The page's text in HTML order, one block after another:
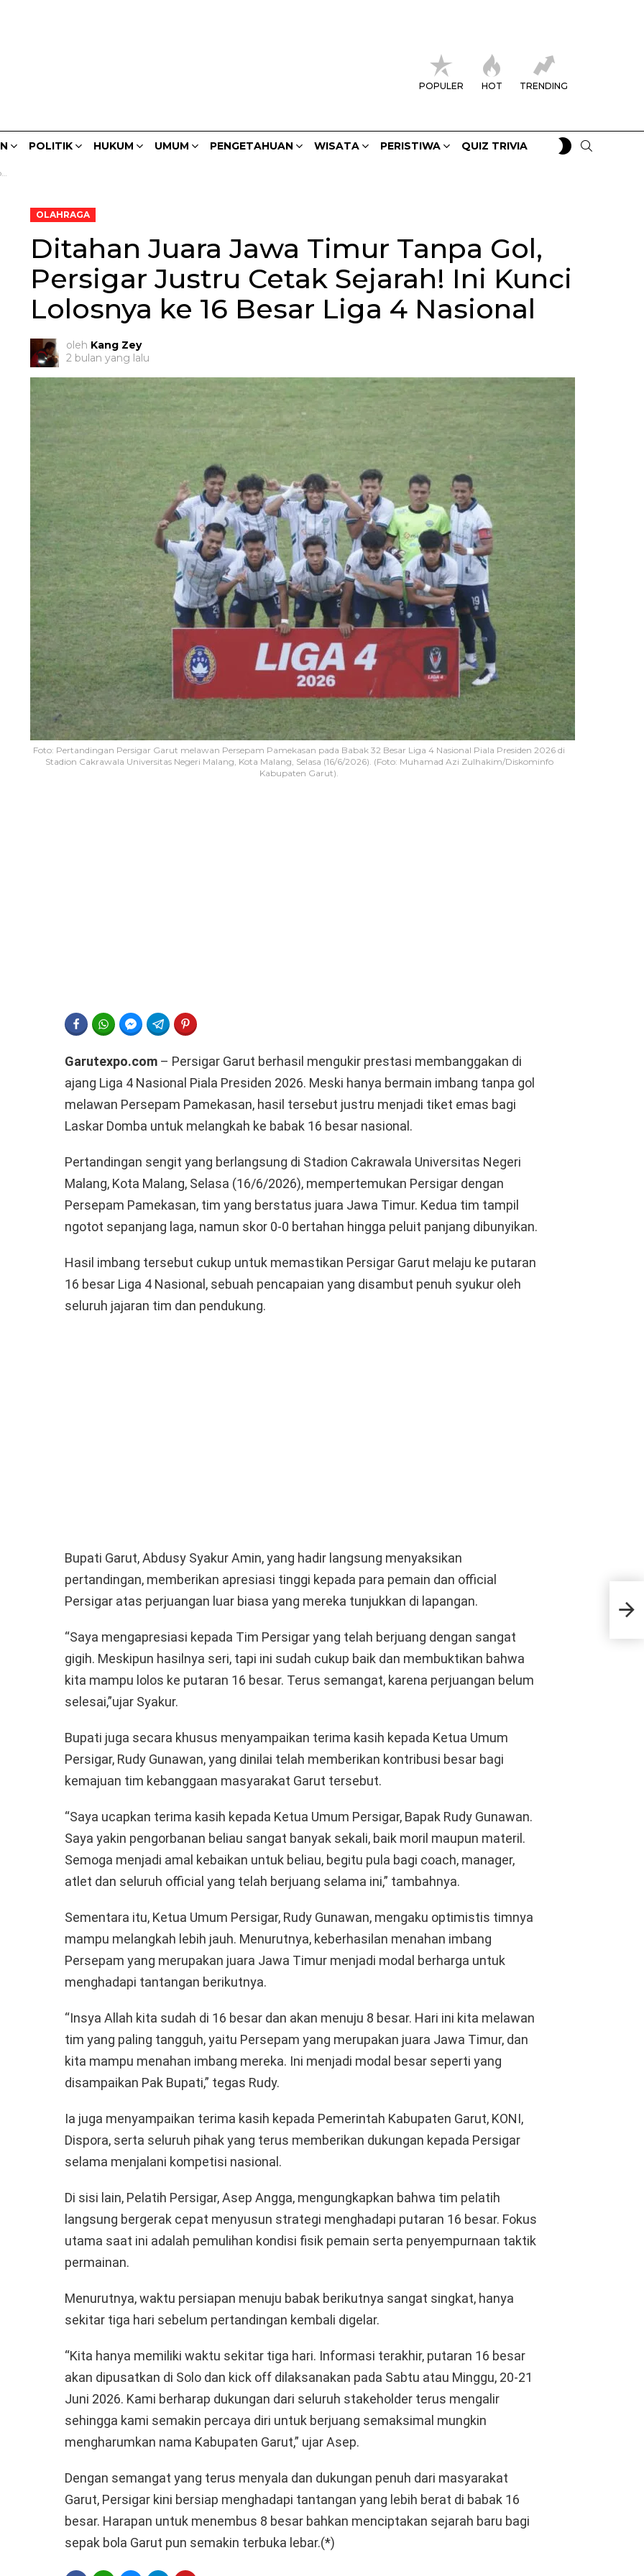
POPULER HOT TRENDING
POLITIK HUKUM UMUM PENGETAHUAN WISATA PERISTIWA QUIZ TRIVIA
SWITCH
SKIN
OLAHRAGA
Ditahan Juara Jawa Timur Tanpa Gol,
Persigar Justru Cetak Sejarah! Ini Kunci
Lolosnya ke 16 Besar Liga 4 Nasional
oleh Kang Zey
2 bulan yang lalu
Foto: Pertandingan Persigar Garut melawan Persepam Pamekasan pada Babak 32 Besar Liga 4 Nasional Piala Presiden 2026 di
Stadion Cakrawala Universitas Negeri Malang, Kota Malang, Selasa (16/6/2026). (Foto: Muhamad Azi Zulhakim/Diskominfo
Kabupaten Garut).
FACEBOOKWHATSAPPFACEBOOK MESSENGER
TELEGRAM
Garutexpo.com – Persigar Garut berhasil mengukir prestasi membanggakan di
ajang Liga 4 Nasional Piala Presiden 2026. Meski hanya bermain imbang tanpa gol
melawan Persepam Pamekasan, hasil tersebut justru menjadi tiket emas bagi
Laskar Domba untuk melangkah ke babak 16 besar nasional.
Pertandingan sengit yang berlangsung di Stadion Cakrawala Universitas Negeri
Malang, Kota Malang, Selasa (16/6/2026), mempertemukan Persigar dengan
Persepam Pamekasan, tim yang berstatus juara Jawa Timur. Kedua tim tampil
ngotot sepanjang laga, namun skor 0-0 bertahan hingga peluit panjang dibunyikan.
Hasil imbang tersebut cukup untuk memastikan Persigar Garut melaju ke putaran
16 besar Liga 4 Nasional, sebuah pencapaian yang disambut penuh syukur oleh
seluruh jajaran tim dan pendukung.
Bupati Garut, Abdusy Syakur Amin, yang hadir langsung menyaksikan
pertandingan, memberikan apresiasi tinggi kepada para pemain dan official
Persigar atas perjuangan luar biasa yang mereka tunjukkan di lapangan.
“Saya mengapresiasi kepada Tim Persigar yang telah berjuang dengan sangat
gigih. Meskipun hasilnya seri, tapi ini sudah cukup baik dan membuktikan bahwa
kita mampu lolos ke putaran 16 besar. Terus semangat, karena perjuangan belum
selesai,”ujar Syakur.
Bupati juga secara khusus menyampaikan terima kasih kepada Ketua Umum
Persigar, Rudy Gunawan, yang dinilai telah memberikan kontribusi besar bagi
kemajuan tim kebanggaan masyarakat Garut tersebut.
“Saya ucapkan terima kasih kepada Ketua Umum Persigar, Bapak Rudy Gunawan.
Saya yakin pengorbanan beliau sangat banyak sekali, baik moril maupun materil.
Semoga menjadi amal kebaikan untuk beliau, begitu pula bagi coach, manager,
atlet dan seluruh official yang telah berjuang selama ini,” tambahnya.
Sementara itu, Ketua Umum Persigar, Rudy Gunawan, mengaku optimistis timnya
mampu melangkah lebih jauh. Menurutnya, keberhasilan menahan imbang
Persepam yang merupakan juara Jawa Timur menjadi modal berharga untuk
menghadapi tantangan berikutnya.
“Insya Allah kita sudah di 16 besar dan akan menuju 8 besar. Hari ini kita melawan
tim yang paling tangguh, yaitu Persepam yang merupakan juara Jawa Timur, dan
kita mampu menahan imbang mereka. Ini menjadi modal besar seperti yang
disampaikan Pak Bupati,” tegas Rudy.
Ia juga menyampaikan terima kasih kepada Pemerintah Kabupaten Garut, KONI,
Dispora, serta seluruh pihak yang terus memberikan dukungan kepada Persigar
selama menjalani kompetisi nasional.
Di sisi lain, Pelatih Persigar, Asep Angga, mengungkapkan bahwa tim pelatih
langsung bergerak cepat menyusun strategi menghadapi putaran 16 besar. Fokus
utama saat ini adalah pemulihan kondisi fisik pemain serta penyempurnaan taktik
permainan.
Menurutnya, waktu persiapan menuju babak berikutnya sangat singkat, hanya
sekitar tiga hari sebelum pertandingan kembali digelar.
“Kita hanya memiliki waktu sekitar tiga hari. Informasi terakhir, putaran 16 besar
akan dipusatkan di Solo dan kick off dilaksanakan pada Sabtu atau Minggu, 20-21
Juni 2026. Kami berharap dukungan dari seluruh stakeholder terus mengalir
sehingga kami semakin percaya diri untuk berjuang semaksimal mungkin
mengharumkan nama Kabupaten Garut,” ujar Asep.
Dengan semangat yang terus menyala dan dukungan penuh dari masyarakat
Garut, Persigar kini bersiap menghadapi tantangan yang lebih berat di babak 16
besar. Harapan untuk menembus 8 besar bahkan menciptakan sejarah baru bagi
sepak bola Garut pun semakin terbuka lebar.(*)